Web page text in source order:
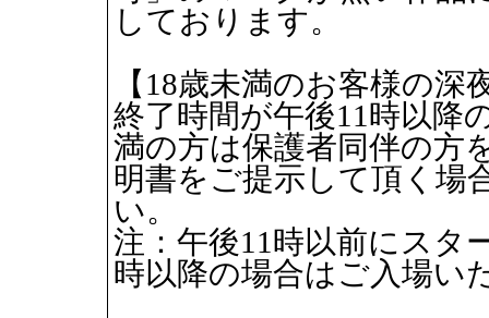
しております。
【18歳未満のお客様の
終了時間が午後11時以降
満の方は保護者同伴の方
明書をご提示して頂く場
い。
注：午後11時以前にスタ
時以降の場合はご入場い